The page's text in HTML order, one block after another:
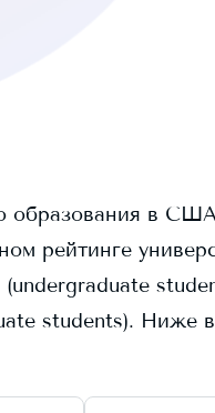
в
рейтинге
(undergraduate
students). Ниже